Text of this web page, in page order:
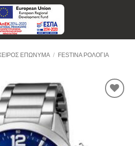
ΕΠΏΝΥΜΑ / FESTINA ΡΟΛΌΓΙΑ